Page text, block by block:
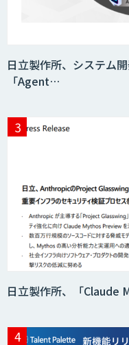
日立製作所、システム
「Agent…
日立製作所、「